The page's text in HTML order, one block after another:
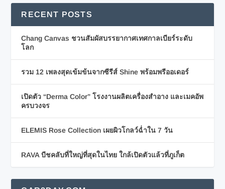
RECENT POSTS
Chang Canvas ชวนสัมผัสบรรยากาศเทศกาลเบียร์ระดับ
โลก
รวม 12 เพลงสุดเข้มข้นจากซีรีส์ Shine พร้อมพรีออเดอร์
เปิดตัว “Derma Color” โรงงานผลิตเครื่องสำอาง และเมคอัพ
ครบวงจร
ELEMIS Rose Collection เผยผิวโกลว์ฉ่ำใน 7 วัน
RAVA บีชคลับที่ใหญ่ที่สุดในไทย ใกล้เปิดตัวแล้วที่ภูเก็ต